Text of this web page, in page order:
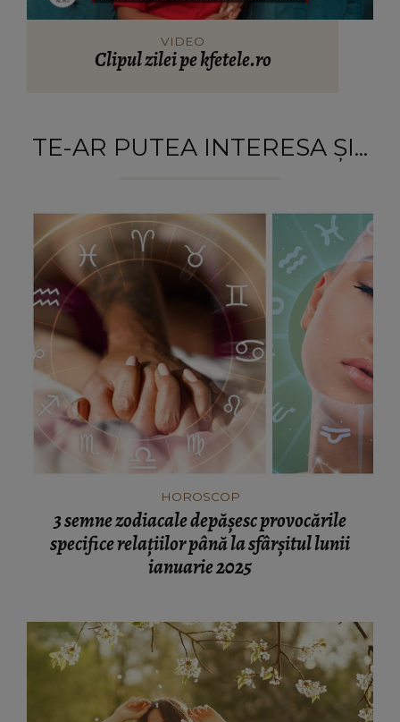
VIDEO
Clipul zilei pe kfetele.ro
TE-AR PUTEA INTERESA ȘI...
HOROSCOP
3 semne zodiacale depășesc provocările
specifice relațiilor până la sfârșitul lunii
ianuarie 2025